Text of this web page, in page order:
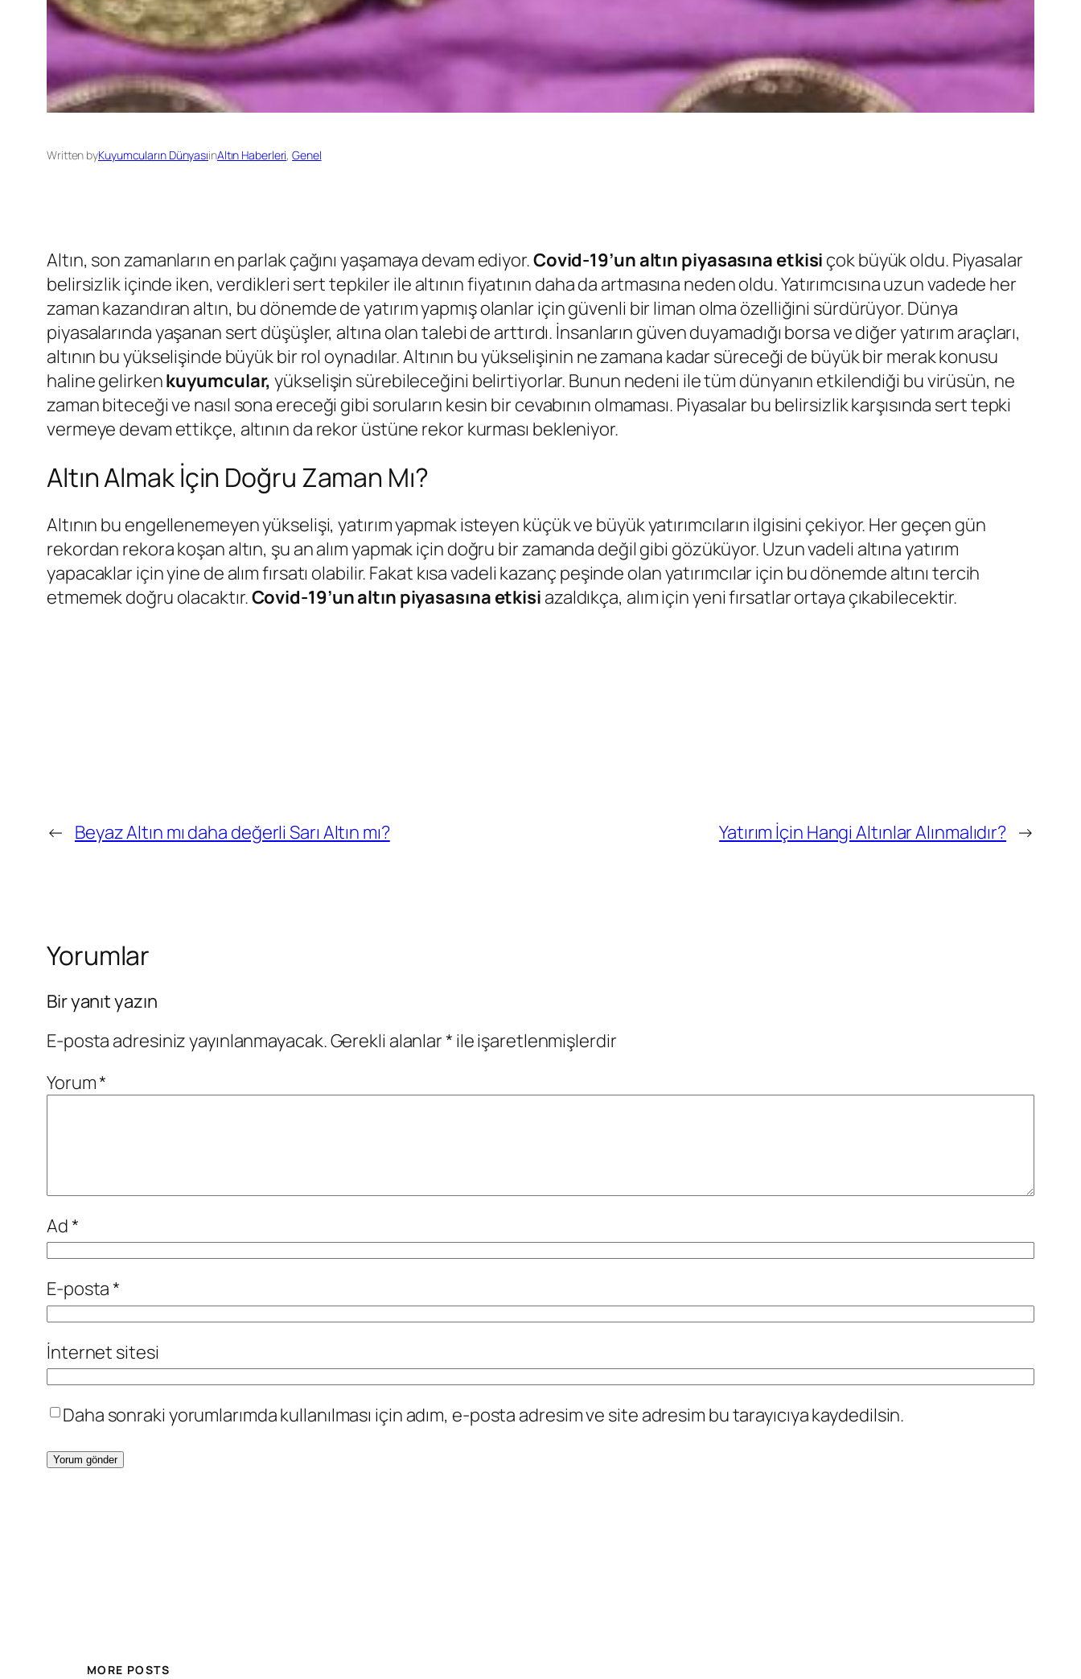
Written byKuyumcuların DünyasıinAltın Haberleri, Genel
Altın, son zamanların en parlak çağını yaşamaya devam ediyor.Covid-19’un altın piyasasına etkisi çok büyük oldu. Piyasalar
belirsizlik içinde iken, verdikleri sert tepkiler ile altının fiyatının daha da artmasına neden oldu. Yatırımcısına uzun vadede her
zaman kazandıran altın, bu dönemde de yatırım yapmış olanlar için güvenli bir liman olma özelliğini sürdürüyor. Dünya
piyasalarında yaşanan sert düşüşler, altına olan talebi de arttırdı. İnsanların güven duyamadığı borsa ve diğer yatırım araçları,
altının bu yükselişinde büyük bir rol oynadılar. Altının bu yükselişinin ne zamana kadar süreceği de büyük bir merak konusu
haline gelirkenkuyumcular,yükselişin sürebileceğini belirtiyorlar. Bunun nedeni ile tüm dünyanın etkilendiği bu virüsün, ne
zaman biteceği ve nasıl sona ereceği gibi soruların kesin bir cevabının olmaması. Piyasalar bu belirsizlik karşısında sert tepki
vermeye devam ettikçe, altının da rekor üstüne rekor kurması bekleniyor.
Altın Almak İçin Doğru Zaman Mı?
Altının bu engellenemeyen yükselişi, yatırım yapmak isteyen küçük ve büyük yatırımcıların ilgisini çekiyor. Her geçen gün
rekordan rekora koşan altın, şu an alım yapmak için doğru bir zamanda değil gibi gözüküyor. Uzun vadeli altına yatırım
yapacaklar için yine de alım fırsatı olabilir. Fakat kısa vadeli kazanç peşinde olan yatırımcılar için bu dönemde altını tercih
etmemek doğru olacaktır.Covid-19’un altın piyasasına etkisi azaldıkça, alım için yeni fırsatlar ortaya çıkabilecektir.
← Beyaz Altın mı daha değerli Sarı Altın mı? Yatırım İçin Hangi Altınlar Alınmalıdır? →
Yorumlar
Bir yanıt yazın
E-posta adresiniz yayınlanmayacak.Gerekli alanlar* ile işaretlenmişlerdir
Yorum*
Ad*
E-posta*
İnternet sitesi
Daha sonraki yorumlarımda kullanılması için adım, e-posta adresim ve site adresim bu tarayıcıya kaydedilsin.
MORE POSTS